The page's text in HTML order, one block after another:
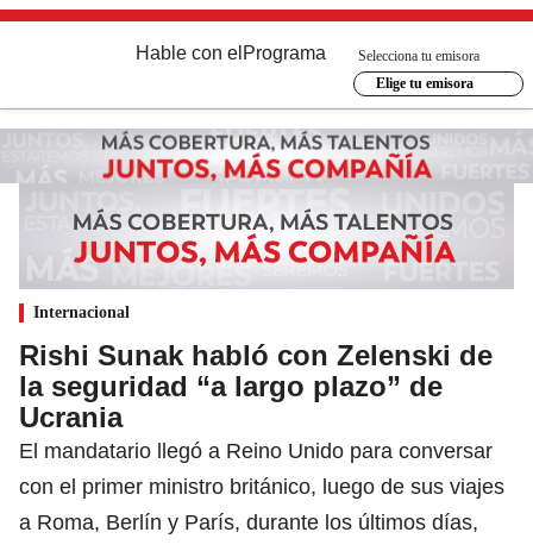
Hable con el Programa
Selecciona tu emisora
Elige tu emisora
Internacional
Rishi Sunak habló con Zelenski de
la seguridad “a largo plazo” de
Ucrania
El mandatario llegó a Reino Unido para conversar
con el primer ministro británico, luego de sus viajes
a Roma, Berlín y París, durante los últimos días,